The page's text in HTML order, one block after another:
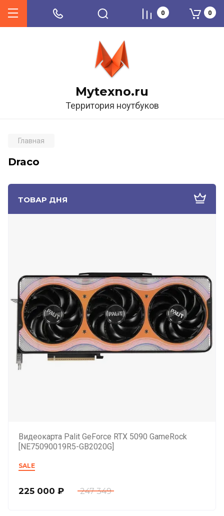
Mytexno.ru
Территория ноутбуков
0 0
ТОВАР ДНЯ
Видеокарта Palit GeForce RTX 5090 GameRock
[NE75090019R5-GB2020G]
SALE
247 349
225 000 ₽
Главная
Draco